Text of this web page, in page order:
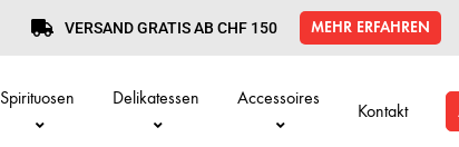
VERSAND GRATIS AB CHF 150 MEHR ERFAHREN
Spirituosen Delikatessen Accessoires
Kontakt